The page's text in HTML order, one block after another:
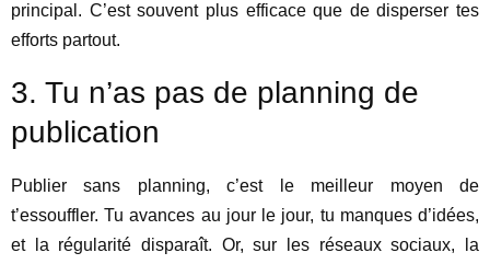
principal. C’est souvent plus efficace que de disperser tes
efforts partout.
3. Tu n’as pas de planning de
publication
Publier sans planning, c’est le meilleur moyen de
t’essouffler. Tu avances au jour le jour, tu manques d’idées,
et la régularité disparaît. Or, sur les réseaux sociaux, la